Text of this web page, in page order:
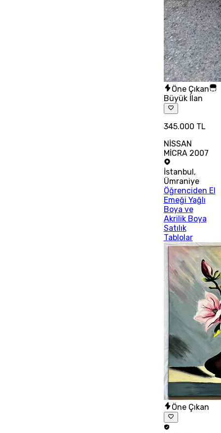
Öne Çıkan
Büyük İlan
345.000 TL
NİSSAN
MİCRA 2007
İstanbul,
Ümraniye
Öğrenciden El
Emeği Yağlı
Boya ve
Akrilik Boya
Satılık
Tablolar
Öne Çıkan